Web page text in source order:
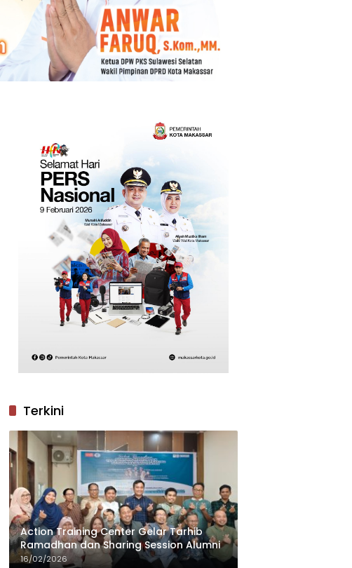
Terkini
Action Training Center Gelar Tarhib
Ramadhan dan Sharing Session Alumni
16/02/2026